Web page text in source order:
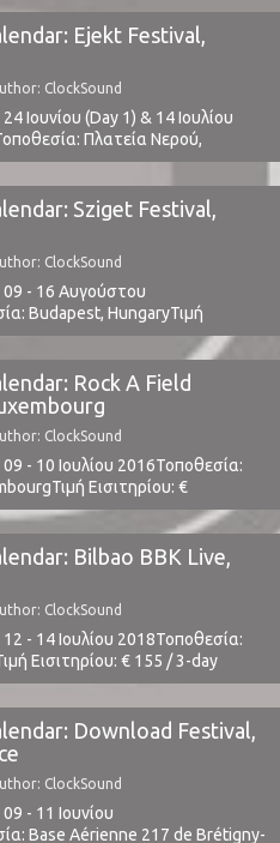
Ejekt Festival,
ClockSound
Ιουνίου (Day 1) & 14 Ιουλίου
Πλατεία Νερού,
Εισιτηρίου: € 70 - 80 (2-
www.viva.grΧωρητικότητα: -Το
The Jesus And Mary
The Killers, The, Kills, Peter Hook
Montreal, Black Hat Bones, more
Sziget Festival,
ClockSound
09 - 16 Αυγούστου
Budapest, HungaryΤιμή
275 (Tickets)Το Line Up
Kendrick Lamar * Kygo * Mumford
Gallagher * Bastille * Lykke Li *
The Kooks * MØ * Kaleo * Zara
Bordello * Clean Bandit * ...
Rock A Field
ClockSound
- 10 Ιουλίου 2016Τοποθεσία:
Εισιτηρίου: €
20,000Το Line Up
Pixies, The 1975, Parov Stelar,
Steve Aoki, Deichkind,
Tyler, The Creator, more
Bilbao BBK Live,
ClockSound
- 14 Ιουλίου 2018Τοποθεσία:
Εισιτηρίου: € 155 / 3-day
Line Up
The XX, King Gizzard and The
Cigarettes After Sex, Parquet
and The Machine, Mount
Brothers, Modeselektor,
High Flying Birds, My
David ...
Download Festival,
ClockSound
- 11 Ιουνίου
Base Aérienne 217 de Brétigny-